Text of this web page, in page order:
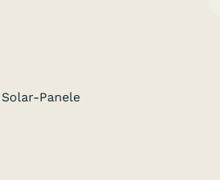
Panele